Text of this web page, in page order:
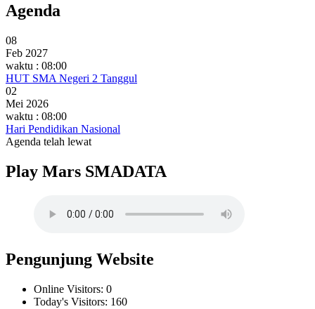
Agenda
08
Feb 2027
waktu : 08:00
HUT SMA Negeri 2 Tanggul
02
Mei 2026
waktu : 08:00
Hari Pendidikan Nasional
Agenda telah lewat
Play Mars SMADATA
Pengunjung Website
Online Visitors: 0
Today's Visitors: 160